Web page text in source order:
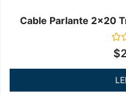
Cable Parlante 2x20
en
de
$